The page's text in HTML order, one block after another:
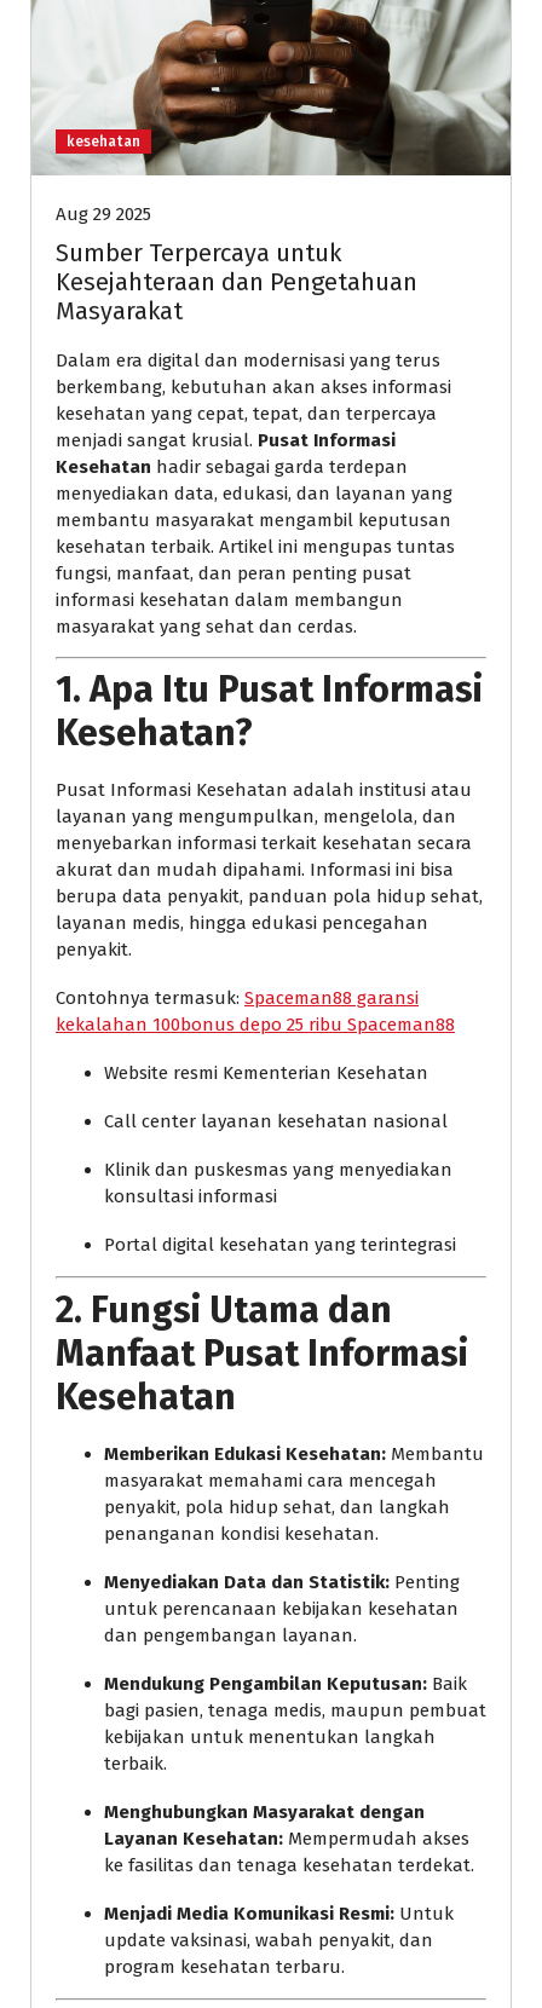
kesehatan
Aug 29 2025
Sumber Terpercaya untuk
Kesejahteraan dan Pengetahuan
Masyarakat
Dalam era digital dan modernisasi yang terus
berkembang, kebutuhan akan akses informasi
kesehatan yang cepat, tepat, dan terpercaya
menjadi sangat krusial. Pusat Informasi
Kesehatan hadir sebagai garda terdepan
menyediakan data, edukasi, dan layanan yang
membantu masyarakat mengambil keputusan
kesehatan terbaik. Artikel ini mengupas tuntas
fungsi, manfaat, dan peran penting pusat
informasi kesehatan dalam membangun
masyarakat yang sehat dan cerdas.
1.Apa Itu Pusat Informasi
Kesehatan?
Pusat Informasi Kesehatan adalah institusi atau
layanan yang mengumpulkan, mengelola, dan
menyebarkan informasi terkait kesehatan secara
akurat dan mudah dipahami. Informasi ini bisa
berupa data penyakit, panduan pola hidup sehat,
layanan medis, hingga edukasi pencegahan
penyakit.
Contohnya termasuk: Spaceman88 garansi
kekalahan 100bonus depo 25 ribu Spaceman88
Website resmi Kementerian Kesehatan
Call center layanan kesehatan nasional
Klinik dan puskesmas yang menyediakan
konsultasi informasi
Portal digital kesehatan yang terintegrasi
2. Fungsi Utama dan
Manfaat Pusat Informasi
Kesehatan
Memberikan Edukasi Kesehatan: Membantu
masyarakat memahami cara mencegah
penyakit, pola hidup sehat, dan langkah
penanganan kondisi kesehatan.
Menyediakan Data dan Statistik: Penting
untuk perencanaan kebijakan kesehatan
dan pengembangan layanan.
Mendukung Pengambilan Keputusan: Baik
bagi pasien, tenaga medis, maupun pembuat
kebijakan untuk menentukan langkah
terbaik.
Menghubungkan Masyarakat dengan
Layanan Kesehatan: Mempermudah akses
ke fasilitas dan tenaga kesehatan terdekat.
Menjadi Media Komunikasi Resmi: Untuk
update vaksinasi, wabah penyakit, dan
program kesehatan terbaru.